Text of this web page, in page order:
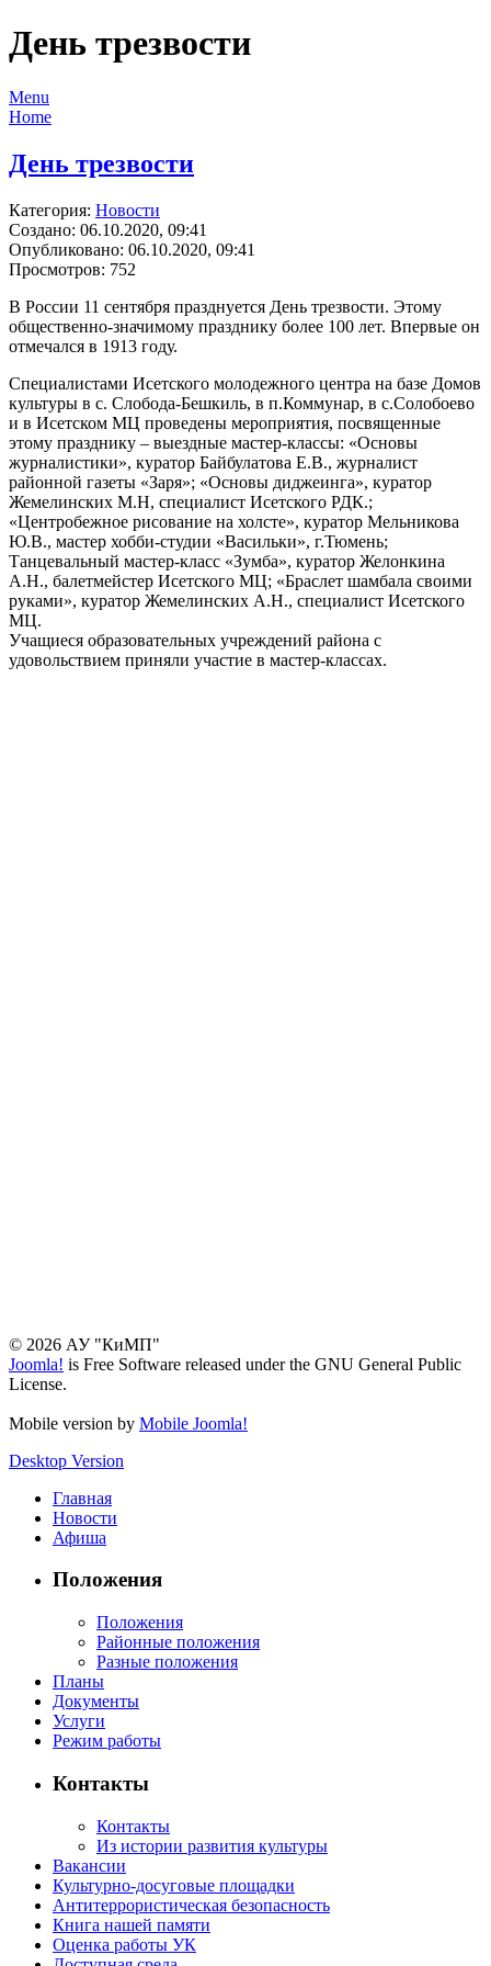
День трезвости
Menu
Home
День трезвости
Категория: Новости
Создано: 06.10.2020, 09:41
Опубликовано: 06.10.2020, 09:41
Просмотров: 752
В России 11 сентября празднуется День трезвости. Этому
общественно-значимому празднику более 100 лет. Впервые он
отмечался в 1913 году.
Специалистами Исетского молодежного центра на базе Домов
культуры в с. Слобода-Бешкиль, в п.Коммунар, в с.Солобоево
и в Исетском МЦ проведены мероприятия, посвященные
этому празднику – выездные мастер-классы: «Основы
журналистики», куратор Байбулатова Е.В., журналист
районной газеты «Заря»; «Основы диджеинга», куратор
Жемелинских М.Н, специалист Исетского РДК.;
«Центробежное рисование на холсте», куратор Мельникова
Ю.В., мастер хобби-студии «Васильки», г.Тюмень;
Танцевальный мастер-класс «Зумба», куратор Желонкина
А.Н., балетмейстер Исетского МЦ; «Браслет шамбала своими
руками», куратор Жемелинских А.Н., специалист Исетского
МЦ.
Учащиеся образовательных учреждений района с
удовольствием приняли участие в мастер-классах.
© 2026 АУ "КиМП"
Joomla! is Free Software released under the GNU General Public
License.
Mobile version by Mobile Joomla!
Desktop Version
Главная
Новости
Афиша
Положения
Положения
Районные положения
Разные положения
Планы
Документы
Услуги
Режим работы
Контакты
Контакты
Из истории развития культуры
Вакансии
Культурно-досуговые площадки
Антитеррористическая безопасность
Книга нашей памяти
Оценка работы УК